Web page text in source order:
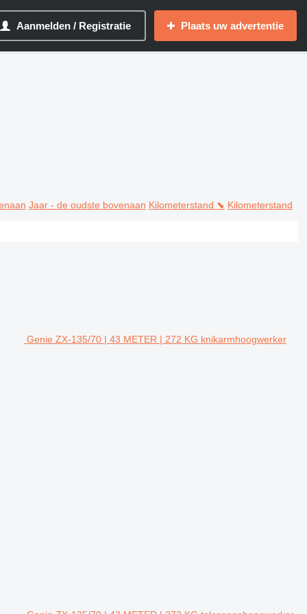
Aanmelden / Registratie Plaats uw advertentie
Jaar - de oudste bovenaan Kilometerstand ⬊ Kilometerstand
Genie ZX-135/70 | 43 METER | 272 KG knikarmhoogwerker